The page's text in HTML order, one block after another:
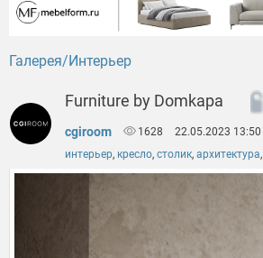
Галерея Интерьер
Furniture by Domkapa
cgiroom 1628
22.05.2023 13:50
интерьер, кресло, столик, архитектура,